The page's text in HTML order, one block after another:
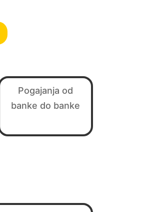
Pogajanja od
banke do banke